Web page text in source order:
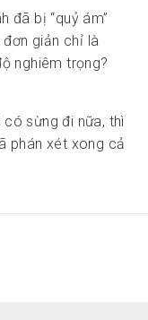
đã bị “quỷ ám”
giản chỉ là
nghiêm trọng?
sừng đi nữa, thì
phán xét xong cả